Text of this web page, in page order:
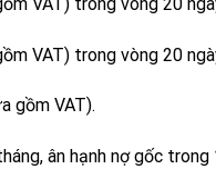
VAT) trong vòng 20
gồm VAT).
ân hạnh nợ gốc trong